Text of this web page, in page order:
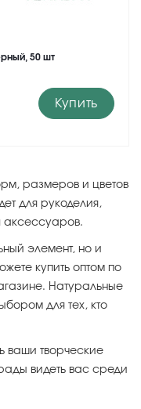
50 шт
Купить
размеров и цветов
для рукоделия,
аксессуаров.
элемент, но и
купить оптом по
Натуральные
для тех, кто
ваши творческие
видеть вас среди